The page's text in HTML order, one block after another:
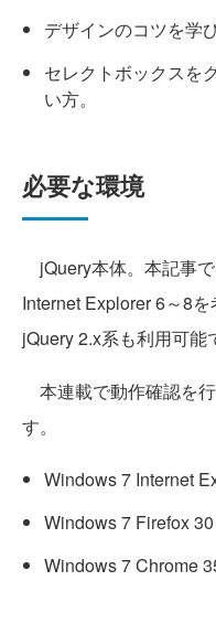
デザインのコツを学
セレクトボックスを
い方。
必要な環境
jQuery本体。本記事で
Internet Explorer 6～8を
jQuery 2.x系も利用可能
本連載で動作確認を
す。
Windows 7 Internet
Windows 7 Firefox 30
Windows 7 Chrome